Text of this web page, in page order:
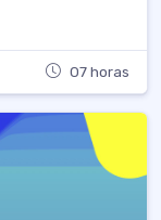
07 horas